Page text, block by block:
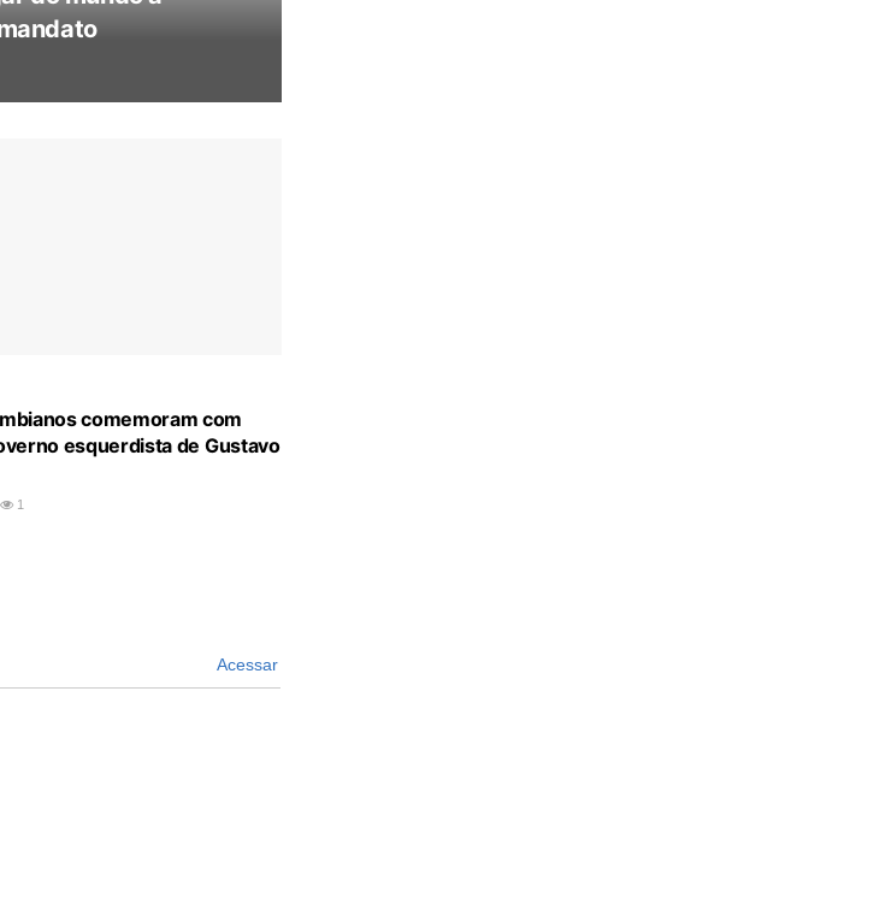
comemoram com
esquerdista de Gustavo
1
Acessar